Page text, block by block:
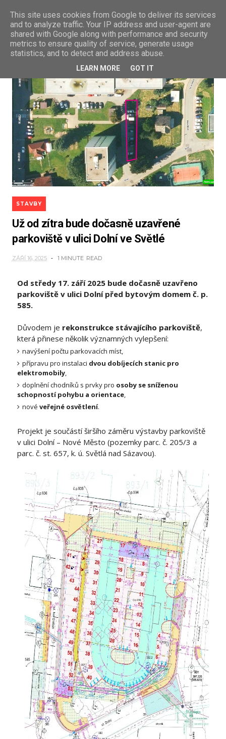
STAVBY
Už od zítra bude dočasně uzavřené
parkoviště v ulici Dolní ve Světlé
ZÁŘÍ 16, 2025 1 MINUTE READ
Od středy 17. září 2025 bude dočasně uzavřeno
parkoviště v ulici Dolní před bytovým domem č. p.
585.
Důvodem je rekonstrukce stávajícího parkoviště,
která přinese několik významných vylepšení:
navýšení počtu parkovacích míst,
přípravu pro instalaci dvou dobíjecích stanic pro
elektromobily,
doplnění chodníků s prvky pro osoby se sníženou
schopností pohybu a orientace,
nové veřejné osvětlení.
Projekt je součástí širšího záměru výstavby parkoviště
v ulici Dolní – Nové Město (pozemky parc. č. 205/3 a
parc. č. st. 657, k. ú. Světlá nad Sázavou).
This site uses cookies from Google to deliver its services
and to analyze traffic. Your IP address and user-agent are
shared with Google along with performance and security
metrics to ensure quality of service, generate usage
statistics, and to detect and address abuse.
LEARN MORE GOT IT